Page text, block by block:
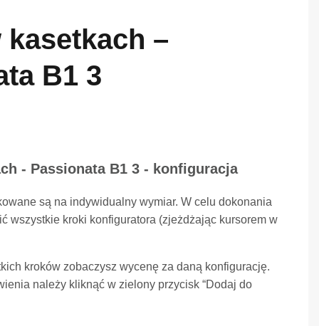
–
B1 3
- Passionata B1 3 - konfiguracja
są na indywidualny wymiar. W celu dokonania
wszystkie kroki konfiguratora (zjeżdżając kursorem w
kroków zobaczysz wycenę za daną konfigurację.
należy kliknąć w zielony przycisk “Dodaj do